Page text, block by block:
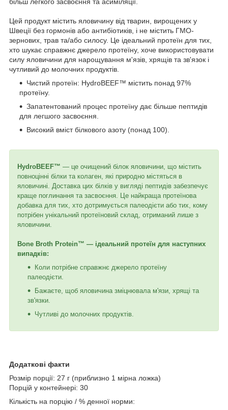
Цей продукт містить яловичину від тварин, вирощених у
Швеції без гормонів або антибіотиків, і не містить ГМО-
зернових, трав та/або силосу. Це ідеальний протеїн для тих,
хто шукає справжнє джерело протеїну, хоче використовувати
силу яловичини для нарощування м'язів, хрящів та зв'язок і
чутливий до молочних продуктів.
Чистий протеїн: HydroBEEF™ містить понад 97%
протеїну.
Запатентований процес протеїну дає більше пептидів
для легшого засвоєння.
Високий вміст білкового азоту (понад 100).
HydroBEEF™ — це очищений білок яловичини, що містить
повноцінні білки та колаген, які природно містяться в
яловичині. Доставка цих білків у вигляді пептидів забезпечує
краще поглинання та засвоєння. Це найкраща протеїнова
добавка для тих, хто дотримується палеодієти або тих, кому
потрібен унікальний протеїновий склад, отриманий лише з
яловичини.
Bone Broth Protein™ — ідеальний протеїн для наступних
випадків:
Коли потрібне справжнє джерело протеїну
палеодієти.
Бажаєте, щоб яловичина зміцнювала м'язи, хрящі та
зв'язки.
Чутливі до молочних продуктів.
Додаткові факти
Розмір порції: 27 г (приблизно 1 мірна ложка)
Порцій у контейнері: 30
Кількість на порцію / % денної норми: